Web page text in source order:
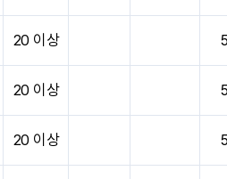
20 이상
20 이상
20 이상